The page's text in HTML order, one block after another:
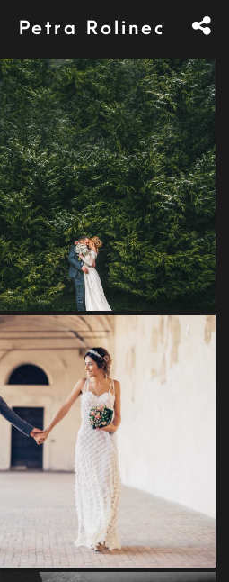
Petra Rolinec
Ultricies